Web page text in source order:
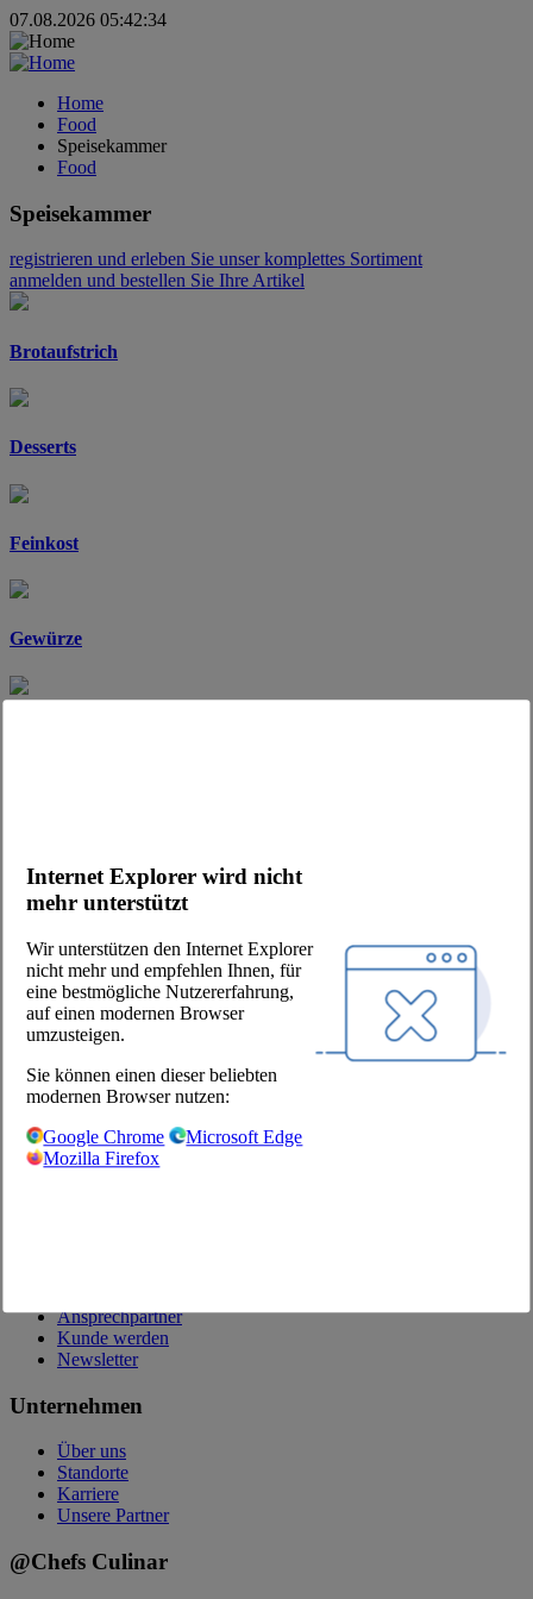
Internet Explorer wird nicht
mehr unterstützt
Wir unterstützen den Internet Explorer
nicht mehr und empfehlen Ihnen, für
eine bestmögliche Nutzererfahrung,
auf einen modernen Browser
umzusteigen.
Sie können einen dieser beliebten
modernen Browser nutzen:
Google Chrome
Microsoft Edge
Mozilla Firefox
07.08.2026 05:42:34
Home
Food
Speisekammer
Food
Speisekammer
registrieren und erleben Sie unser komplettes Sortiment
anmelden und bestellen Sie Ihre Artikel
Brotaufstrich
Desserts
Feinkost
Gewürze
Suppen & Saucen
Onlineshop
Fragen zum Onlineshop
Bestell-App
Ansprechpartner
Kunde werden
Newsletter
Unternehmen
Über uns
Standorte
Karriere
Unsere Partner
@Chefs Culinar